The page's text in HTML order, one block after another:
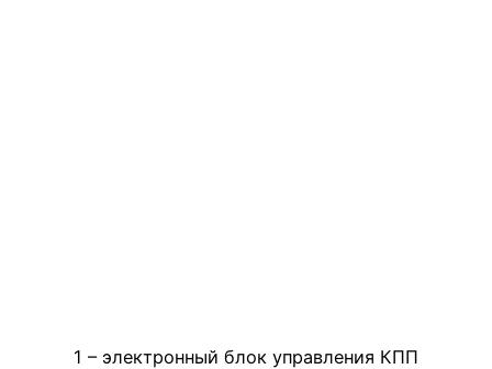
1 – электронный блок управления КПП